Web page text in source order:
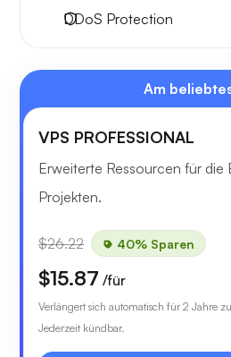
DDoS Protection
Am
VPS PROFESSIONAL
Erweiterte Ressourcen für die
Projekten.
$26.22 40% Sparen
$15.87 /für
Verlängert sich automatisch für 2 Jahre
Jederzeit kündbar.